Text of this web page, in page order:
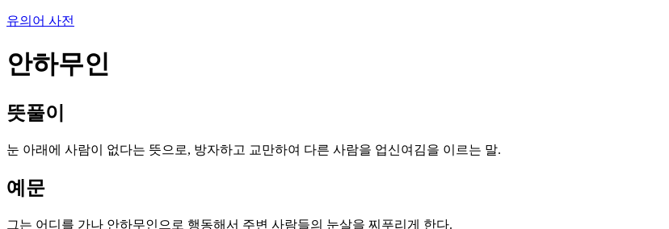
유의어 사전
안하무인
뜻풀이
눈 아래에 사람이 없다는 뜻으로, 방자하고 교만하여 다른 사람을 업신여김을 이르는 말.
예문
그는 어디를 가나 안하무인으로 행동해서 주변 사람들의 눈살을 찌푸리게 한다.